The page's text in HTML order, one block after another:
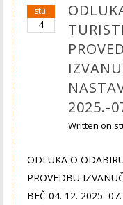
stu.
4
2025.-
Written on
ODLUKA O
PROVEDBU
BEČ 04. 12. 2025.-